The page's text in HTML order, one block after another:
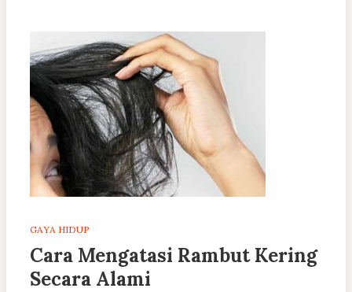
GAYA HIDUP
Cara Mengatasi Rambut Kering
Secara Alami